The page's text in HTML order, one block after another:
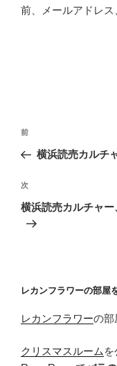
前、メールアドレス
投
ナ
ビ
ゲ
ー
前
の
稿
前
横浜読売カルチ
次
の
次
横浜読売カルチャ
レカンフラワーの部屋
レカンフラワーの部
クリスマスルーム